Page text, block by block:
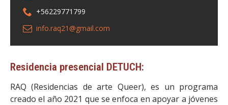
+56229771799
info.raq21@gmail.com
Residencia presencial DETUCH:
RAQ (Residencias de arte Queer), es un programa
creado el año 2021 que se enfoca en apoyar a jóvenes